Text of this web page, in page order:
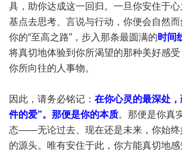
具，助你达成这一回归。一旦你安住于
基点去思考、言说与行动，你便会自然
你的“至高之路”，步入那条最圆满的 时间
将真切地体验到你所渴望的那种美好感
你所向往的人事物。
因此，请务必铭记： 在你心灵的最深处
件的爱”。那便是你的本质。那便是你真
态——无论过去、现在还是未来，你始终
的源头。唯有安住于此，你方能真切地感